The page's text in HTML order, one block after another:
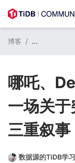
博客 / ...
哪吒、
一场关
三重叙事
数据源的TiDB学